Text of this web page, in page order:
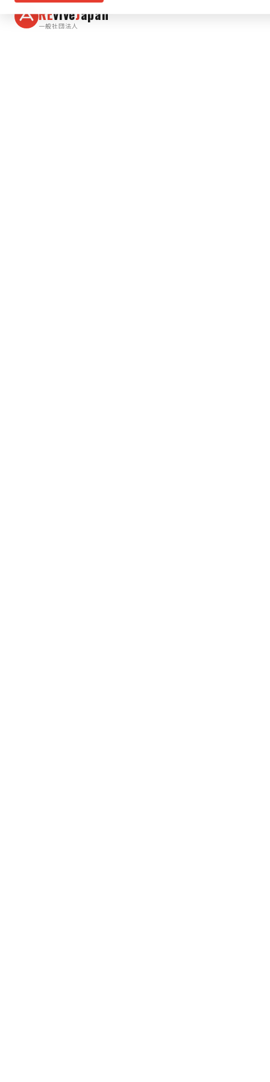
REviveJapan
一般社団法人